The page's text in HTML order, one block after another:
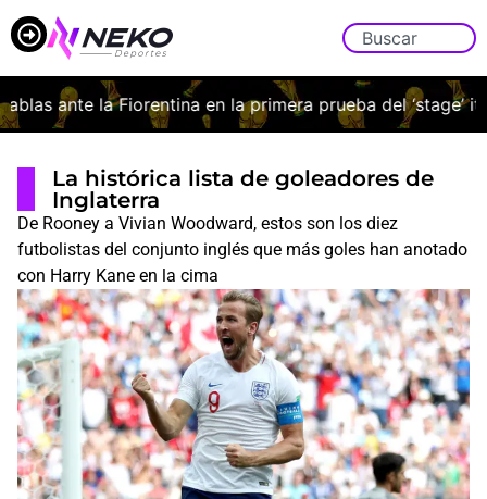
ante la Fiorentina en la primera prueba del ‘stage’
La histórica lista de goleadores de
Inglaterra
De Rooney a Vivian Woodward, estos son los diez
futbolistas del conjunto inglés que más goles han anotado
con Harry Kane en la cima